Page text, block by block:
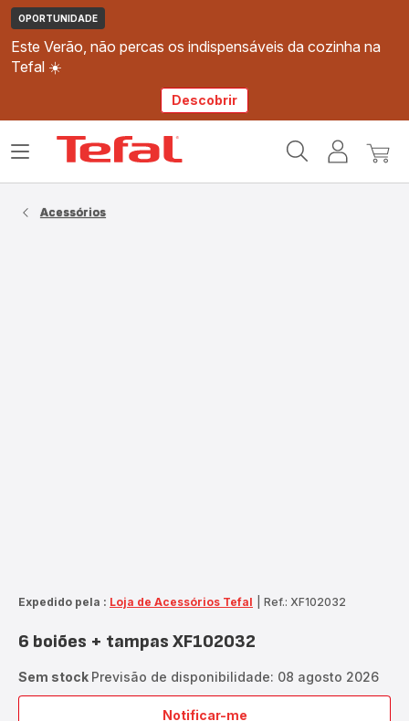
OPORTUNIDADE
Este Verão, não percas os indispensáveis da cozinha na
Tefal ☀️
Descobrir
Tefal
O
Abrir
Acessórios
Expedido pela : Loja de Acessórios Tefal Ref.: XF102032
6 boiões + tampas XF102032
Sem stock Previsão de disponibilidade: 08 agosto 2026
Notificar-me